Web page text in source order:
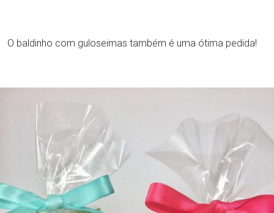
O baldinho com guloseimas também é uma ótima pedida!